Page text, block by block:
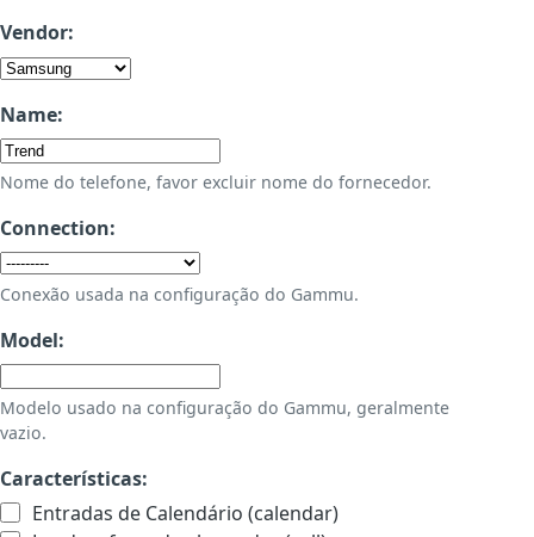
Vendor:
Name:
Nome do telefone, favor excluir nome do fornecedor.
Connection:
Conexão usada na configuração do Gammu.
Model:
Modelo usado na configuração do Gammu, geralmente
vazio.
Características:
Entradas de Calendário (calendar)